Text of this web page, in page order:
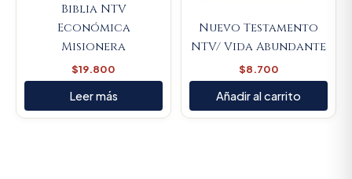
Biblia NTV
Económica
Misionera
$19.800
Leer más
Nuevo Testamento
NTV/ Vida Abundante
$8.700
Añadir al carrito